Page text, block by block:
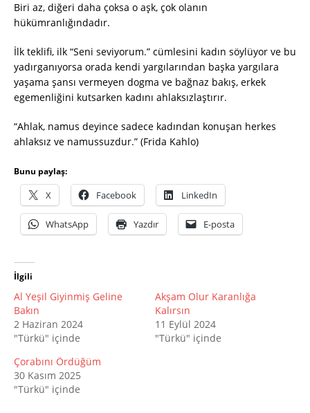
Biri az, diğeri daha çoksa o aşk, çok olanın
hükümranlığındadır.
İlk teklifi, ilk “Seni seviyorum.” cümlesini kadın söylüyor ve bu
yadırganıyorsa orada kendi yargılarından başka yargılara
yaşama şansı vermeyen dogma ve bağnaz bakış, erkek
egemenliğini kutsarken kadını ahlaksızlaştırır.
“Ahlak, namus deyince sadece kadından konuşan herkes
ahlaksız ve namussuzdur.” (Frida Kahlo)
Bunu paylaş:
X Facebook LinkedIn
WhatsApp Yazdır E-posta
İlgili
Al Yeşil Giyinmiş Geline
Bakın
2 Haziran 2024
"Türkü" içinde
Akşam Olur Karanlığa
Kalırsın
11 Eylül 2024
"Türkü" içinde
Çorabını Ördüğüm
30 Kasım 2025
"Türkü" içinde